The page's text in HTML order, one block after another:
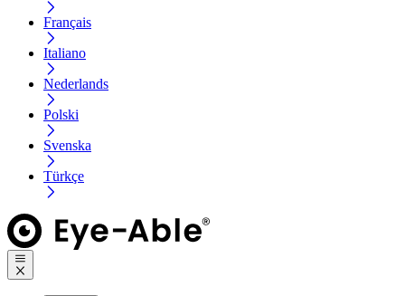
Français
Italiano
Nederlands
Polski
Svenska
Türkçe